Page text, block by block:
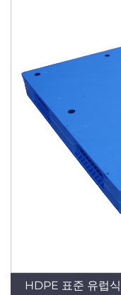
HDPE 표준 유럽